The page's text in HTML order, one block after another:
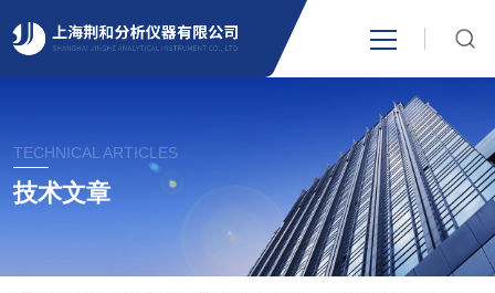
关于我们
TECHNICAL ARTICLES
技术文章